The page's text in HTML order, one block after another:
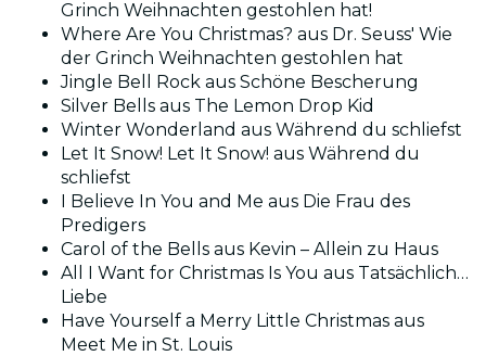
Grinch Weihnachten gestohlen hat!
Where Are You Christmas? aus Dr. Seuss' Wie
der Grinch Weihnachten gestohlen hat
Jingle Bell Rock aus Schöne Bescherung
Silver Bells aus The Lemon Drop Kid
Winter Wonderland aus Während du schliefst
Let It Snow! Let It Snow! aus Während du
schliefst
I Believe In You and Me aus Die Frau des
Predigers
Carol of the Bells aus Kevin – Allein zu Haus
All I Want for Christmas Is You aus Tatsächlich…
Liebe
Have Yourself a Merry Little Christmas aus
Meet Me in St. Louis